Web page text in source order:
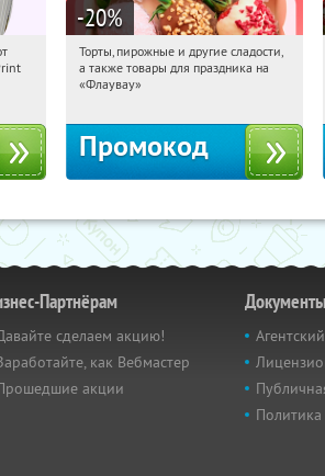
-20%
13:36:24 Получили:
Россия
Торты, пирожные и другие сладости,
а также товары для праздника на
«Флаувау»
Промокод
Партнёрам
сделаем акцию!
как Вебмастер
акции
Документы